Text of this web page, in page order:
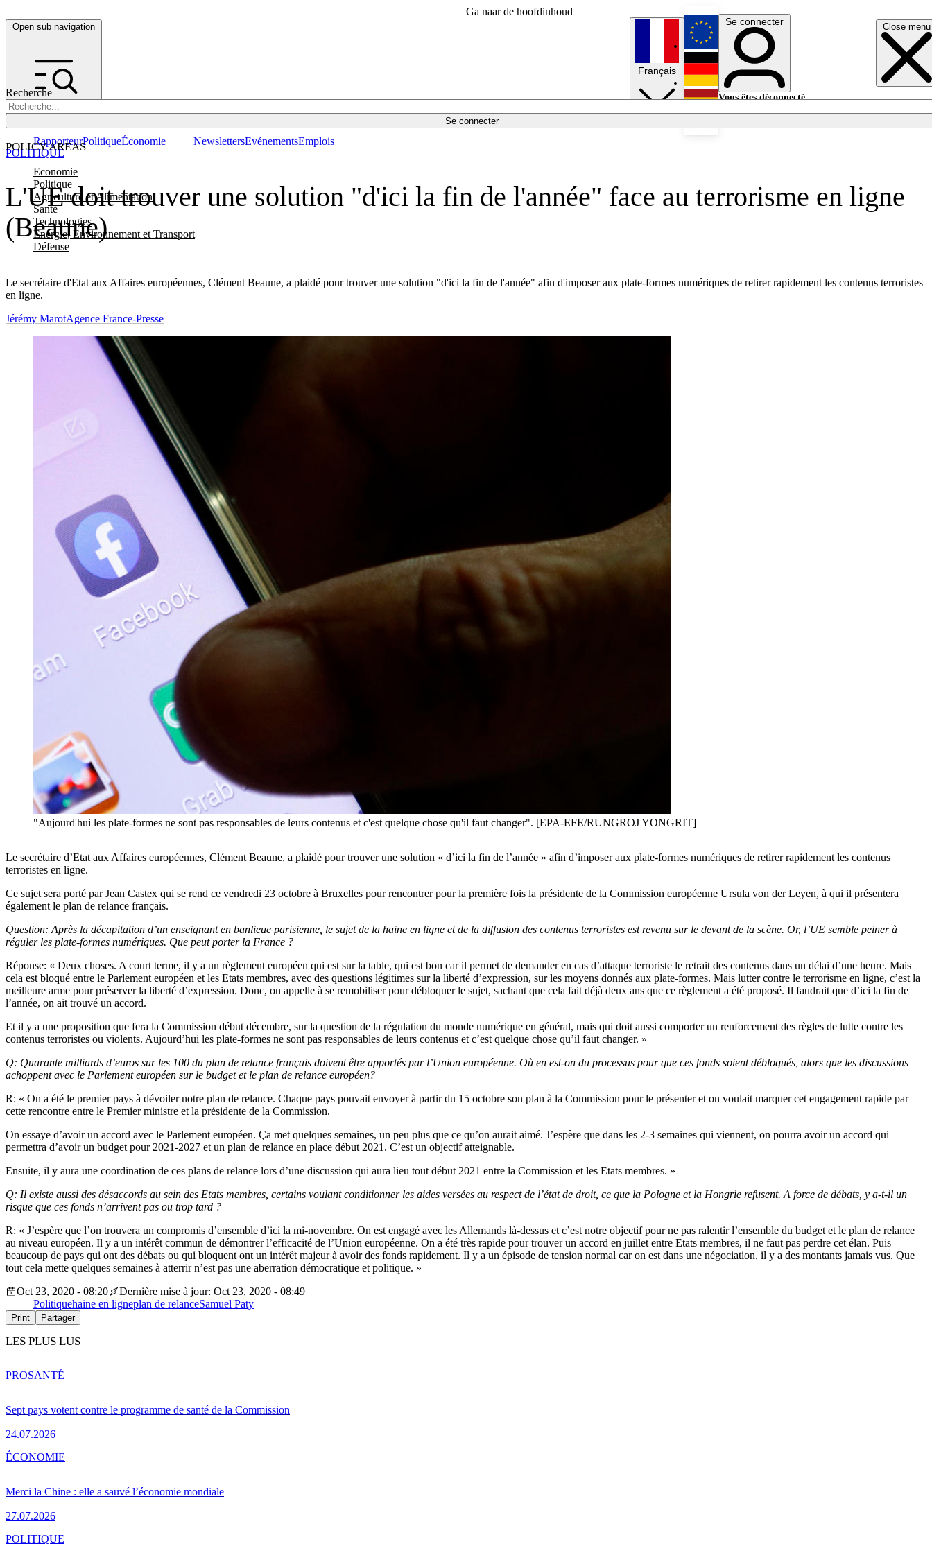
Ga naar de hoofdinhoud
Open sub navigation Close menu
Recherche
Se connecter
POLICY AREAS
Economie
Politique
Agriculture et Alimentation
Santé
Technologies
Energie, Environnement et Transport
Défense
RapporteurPolitiqueÉconomie NewslettersEvénementsEmplois
Français
English
Deutsch
Se connecter
Vous êtes déconnecté.
L'UE doit trouver une solution "d'ici la fin de l'année" face au terrorisme en ligne
(Beaune)
Le secrétaire d'Etat aux Affaires européennes, Clément Beaune, a plaidé pour trouver une solution "d'ici la fin de l'année" afin d'imposer aux plate-formes numériques de retirer rapidement les contenus terroristes
en ligne.
POLITIQUE
Jérémy MarotAgence France-Presse
"Aujourd'hui les plate-formes ne sont pas responsables de leurs contenus et c'est quelque chose qu'il faut changer". [EPA-EFE/RUNGROJ YONGRIT]
Le secrétaire d’Etat aux Affaires européennes, Clément Beaune, a plaidé pour trouver une solution « d’ici la fin de l’année » afin d’imposer aux plate-formes numériques de retirer rapidement les contenus
terroristes en ligne.
Ce sujet sera porté par Jean Castex qui se rend ce vendredi 23 octobre à Bruxelles pour rencontrer pour la première fois la présidente de la Commission européenne Ursula von der Leyen, à qui il présentera
également le plan de relance français.
Question: Après la décapitation d’un enseignant en banlieue parisienne, le sujet de la haine en ligne et de la diffusion des contenus terroristes est revenu sur le devant de la scène. Or, l’UE semble peiner à
réguler les plate-formes numériques. Que peut porter la France ?
Réponse: « Deux choses. A court terme, il y a un règlement européen qui est sur la table, qui est bon car il permet de demander en cas d’attaque terroriste le retrait des contenus dans un délai d’une heure. Mais
cela est bloqué entre le Parlement européen et les Etats membres, avec des questions légitimes sur la liberté d’expression, sur les moyens donnés aux plate-formes. Mais lutter contre le terrorisme en ligne, c’est la
meilleure arme pour préserver la liberté d’expression. Donc, on appelle à se remobiliser pour débloquer le sujet, sachant que cela fait déjà deux ans que ce règlement a été proposé. Il faudrait que d’ici la fin de
l’année, on ait trouvé un accord.
Et il y a une proposition que fera la Commission début décembre, sur la question de la régulation du monde numérique en général, mais qui doit aussi comporter un renforcement des règles de lutte contre les
contenus terroristes ou violents. Aujourd’hui les plate-formes ne sont pas responsables de leurs contenus et c’est quelque chose qu’il faut changer. »
Q: Quarante milliards d’euros sur les 100 du plan de relance français doivent être apportés par l’Union européenne. Où en est-on du processus pour que ces fonds soient débloqués, alors que les discussions
achoppent avec le Parlement européen sur le budget et le plan de relance européen?
R: « On a été le premier pays à dévoiler notre plan de relance. Chaque pays pouvait envoyer à partir du 15 octobre son plan à la Commission pour le présenter et on voulait marquer cet engagement rapide par
cette rencontre entre le Premier ministre et la présidente de la Commission.
On essaye d’avoir un accord avec le Parlement européen. Ça met quelques semaines, un peu plus que ce qu’on aurait aimé. J’espère que dans les 2-3 semaines qui viennent, on pourra avoir un accord qui
permettra d’avoir un budget pour 2021-2027 et un plan de relance en place début 2021. C’est un objectif atteignable.
Ensuite, il y aura une coordination de ces plans de relance lors d’une discussion qui aura lieu tout début 2021 entre la Commission et les Etats membres. »
Q: Il existe aussi des désaccords au sein des Etats membres, certains voulant conditionner les aides versées au respect de l’état de droit, ce que la Pologne et la Hongrie refusent. A force de débats, y a-t-il un
risque que ces fonds n’arrivent pas ou trop tard ?
R: « J’espère que l’on trouvera un compromis d’ensemble d’ici la mi-novembre. On est engagé avec les Allemands là-dessus et c’est notre objectif pour ne pas ralentir l’ensemble du budget et le plan de relance
au niveau européen. Il y a un intérêt commun de démontrer l’efficacité de l’Union européenne. On a été très rapide pour trouver un accord en juillet entre Etats membres, il ne faut pas perdre cet élan. Puis
beaucoup de pays qui ont des débats ou qui bloquent ont un intérêt majeur à avoir des fonds rapidement. Il y a un épisode de tension normal car on est dans une négociation, il y a des montants jamais vus. Que
tout cela mette quelques semaines à atterrir n’est pas une aberration démocratique et politique. »
Oct 23, 2020 - 08:20
Dernière mise à jour: Oct 23, 2020 - 08:49
Politiquehaine en ligneplan de relanceSamuel Paty
Print Partager
LES PLUS LUS
Sept pays votent contre le programme de santé de la Commission
24.07.2026
PROSANTÉ
Merci la Chine : elle a sauvé l’économie mondiale
27.07.2026
ÉCONOMIE
POLITIQUE